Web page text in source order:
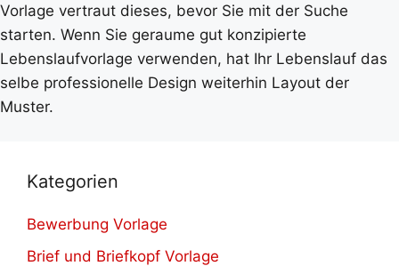
Vorlage vertraut dieses, bevor Sie mit der Suche
starten. Wenn Sie geraume gut konzipierte
Lebenslaufvorlage verwenden, hat Ihr Lebenslauf das
selbe professionelle Design weiterhin Layout der
Muster.
Kategorien
Bewerbung Vorlage
Brief und Briefkopf Vorlage